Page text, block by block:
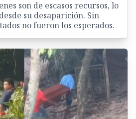
son de escasos recursos, lo
su desaparición. Sin
no fueron los esperados.